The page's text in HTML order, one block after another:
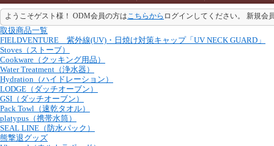
ようこそゲスト様！ ODM会員の方はこちらから ログインしてください。 新規会
取扱商品一覧
FIELDVENTURE 紫外線(UV)・日焼け対策キャップ「UV NECK GUARD」
Stoves（ストーブ）
Cookware（クッキング用品）
Water Treatment（浄水器）
Hydration（ハイドレーション）
LODGE（ダッチオーブン）
GSI（ダッチオーブン）
Pack Towl（速乾タオル）
platypus（携帯水筒）
SEAL LINE（防水パック）
熊撃退グッズ